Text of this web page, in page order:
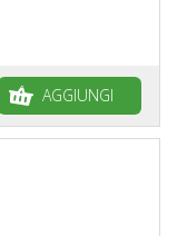
AGGIUNGI